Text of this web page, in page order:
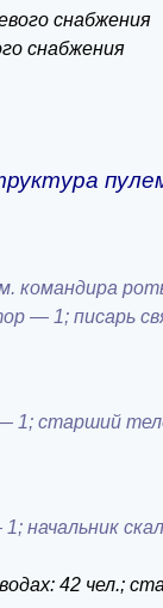
снабжения
снабжения
командира
— 1; писарь
— 1; старший
начальник
42 чел.;